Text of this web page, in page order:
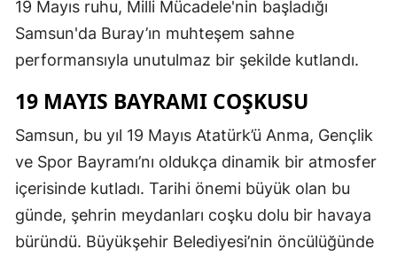
19 Mayıs ruhu, Milli Mücadele'nin başladığı
Samsun'da Buray’ın muhteşem sahne
performansıyla unutulmaz bir şekilde kutlandı.
19 MAYIS BAYRAMI COŞKUSU
Samsun, bu yıl 19 Mayıs Atatürk’ü Anma, Gençlik
ve Spor Bayramı’nı oldukça dinamik bir atmosfer
içerisinde kutladı. Tarihi önemi büyük olan bu
günde, şehrin meydanları coşku dolu bir havaya
büründü. Büyükşehir Belediyesi’nin öncülüğünde